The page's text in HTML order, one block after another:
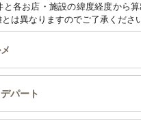
と各お店・施設の緯度経度から
は異なりますのでご了承くださ
パート